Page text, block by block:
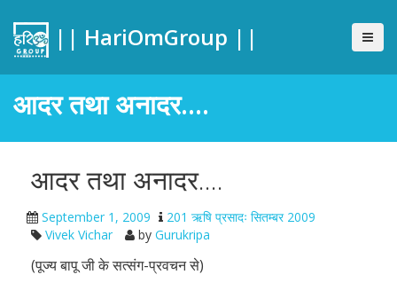
|| HariOmGroup ||
आदर तथा अनादर….
आदर तथा अनादर….
September 1, 2009
201 ऋषि प्रसादः सितम्बर 2009
Vivek Vichar
by Gurukripa
(पूज्य बापू जी के सत्संग-प्रवचन से)